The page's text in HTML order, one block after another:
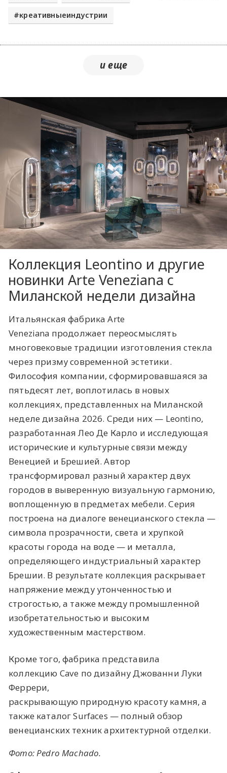
креативныеиндустрии
Коллекция Leontino и другие
новинки Arte Veneziana с
Миланской недели дизайна
Итальянская фабрика Arte
Veneziana продолжает переосмыслять
многовековые традиции изготовления стекла
через призму современной эстетики.
Философия компании, сформировавшаяся за
пятьдесят лет, воплотилась в новых
коллекциях, представленных на Миланской
неделе дизайна 2026. Среди них — Leontino,
разработанная Лео Де Карло и исследующая
исторические и культурные связи между
Венецией и Брешией. Автор
трансформировал разный характер двух
городов в выверенную визуальную гармонию,
воплощенную в предметах мебели. Серия
построена на диалоге венецианского стекла —
символа прозрачности, света и хрупкой
красоты города на воде — и металла,
определяющего индустриальный характер
Брешии. В результате коллекция раскрывает
напряжение между утонченностью и
строгостью, а также между промышленной
изобретательностью и высоким
художественным мастерством.
Кроме того, фабрика представила
коллекцию Cave по дизайну Джованни Луки
Феррери,
раскрывающую природную красоту камня, а
также каталог Surfaces — полный обзор
венецианских техник архитектурной отделки.
Фото: Pedro Machado.